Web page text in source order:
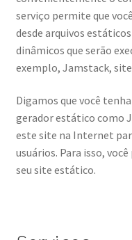
serviço permite que
desde arquivos
dinâmicos que serão
exemplo, Jamstack,
Digamos que você
gerador estático como
este site na Internet
usuários. Para isso, você
seu site estático.